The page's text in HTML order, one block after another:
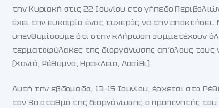
την Κυριακή στις 22 Ιουνίου στο γήπεδο
έχει την ευκαιρία ένας τυχερός να την αποκτήσει.
υπενθυμίσουμε ότι στην κλήρωση συμμετέχουν
τερματοφύλακες της διοργάνωσης απ’όλους τους
(Χανιά, Ρέθυμνο, Ηρακλειο, Λασίθι).
Αυτή την εβδομάδα, 13-15 Ιουνίου, έρχεται στο
τον 3ο σταθμό της διοργάνωσης ο προπονητής του